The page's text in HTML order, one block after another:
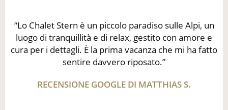
“Lo Chalet Stern è un piccolo paradiso sulle Alpi, un
luogo di tranquillità e di relax, gestito con amore e
cura per i dettagli. È la prima vacanza che mi ha fatto
sentire davvero riposato.”
RECENSIONE GOOGLE DI MATTHIAS S.